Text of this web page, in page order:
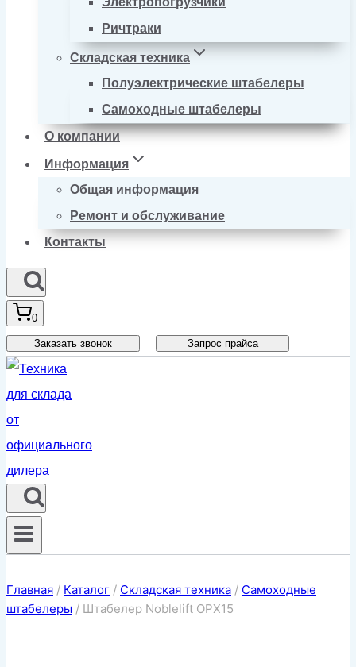
Ричтраки
Складская техника
Полуэлектрические штабелеры
Самоходные штабелеры
О компании
Информация
Общая информация
Ремонт и обслуживание
Контакты
0
Заказать звонок Запрос прайса
Главная / Каталог / Складская техника / Самоходные
штабелеры / Штабелер Noblelift OPX15